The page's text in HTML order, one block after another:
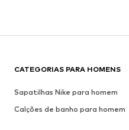
CATEGORIAS PARA HOMENS
Sapatilhas Nike para homem
Calções de banho para homem